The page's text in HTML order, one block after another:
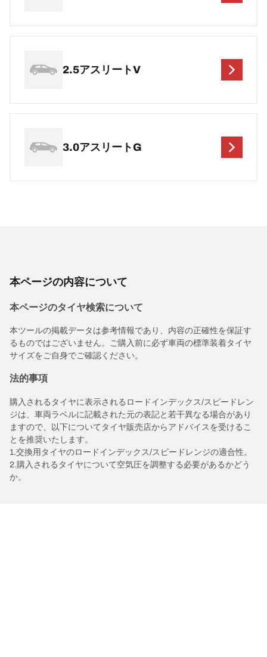
2.5アスリートV
3.0アスリートG
本ページの内容について
本ページのタイヤ検索について
本ツールの掲載データは参考情報であり、内容の正確性を保証す
るものではございません。ご購入前に必ず車両の標準装着タイヤ
サイズをご自身でご確認ください。
法的事項
購入されるタイヤに表示されるロードインデックス/スピードレン
ジは、車両ラベルに記載された元の表記と若干異なる場合があり
ますので、以下についてタイヤ販売店からアドバイスを受けるこ
とを推奨いたします。
1.交換用タイヤのロードインデックス/スピードレンジの適合性。
2.購入されるタイヤについて空気圧を調整する必要があるかどう
か。